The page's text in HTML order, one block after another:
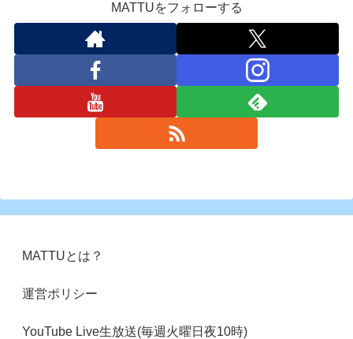
MATTUをフォローする
MATTUとは？
運営ポリシー
YouTube Live生放送(毎週火曜日夜10時)